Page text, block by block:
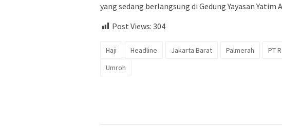
yang sedang berlangsung di Gedung Yayasan
Post Views: 304
Haji Headline Jakarta Barat Palmerah
PT
Umroh